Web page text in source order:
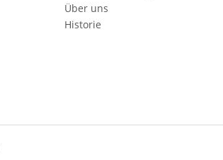
Über uns
Historie